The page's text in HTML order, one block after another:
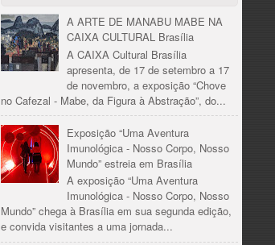
A ARTE DE MANABU MABE NA
CAIXA CULTURAL Brasília
A CAIXA Cultural Brasília
apresenta, de 17 de setembro a 17
de novembro, a exposição “Chove
no Cafezal - Mabe, da Figura à Abstração”, do...
Exposição “Uma Aventura
Imunológica - Nosso Corpo, Nosso
Mundo” estreia em Brasília
A exposição “Uma Aventura
Imunológica - Nosso Corpo, Nosso
Mundo” chega à Brasília em sua segunda edição,
e convida visitantes a uma jornada...